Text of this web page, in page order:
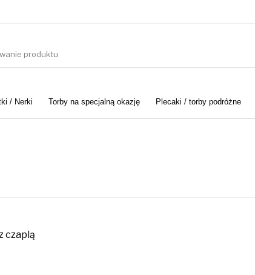
/ Nerki Torby na specjalną okazję Plecaki / torby podróżne